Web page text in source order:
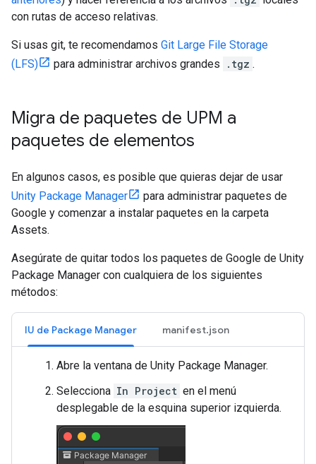
con rutas de acceso relativas.
Si usas git, te recomendamos Git Large File Storage
(LFS)
para administrar archivos grandes .tgz .
Migra de paquetes de UPM a
paquetes de elementos
En algunos casos, es posible que quieras dejar de usar
Unity Package Manager
para administrar paquetes de
Google y comenzar a instalar paquetes en la carpeta
Assets.
Asegúrate de quitar todos los paquetes de Google de Unity
Package Manager con cualquiera de los siguientes
métodos:
IU de Package Manager manifest.json
Abre la ventana de Unity Package Manager.
Selecciona In Project en el menú
desplegable de la esquina superior izquierda.